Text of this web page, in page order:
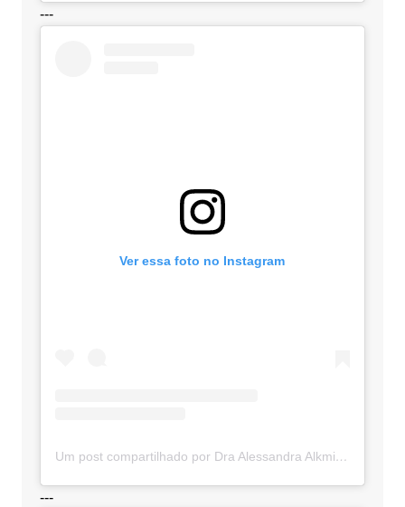
---
Ver essa foto no Instagram
Um post compartilhado por Dra Alessandra Alkmim (@advocaciaalkmim)
---